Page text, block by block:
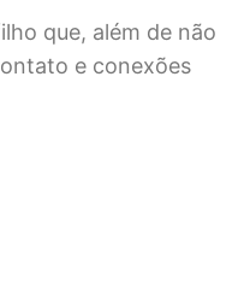
que, além de não
e conexões